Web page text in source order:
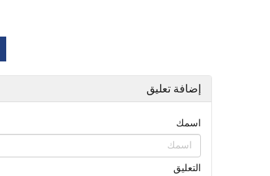
إضافة تعليق
اسمك
التعليق